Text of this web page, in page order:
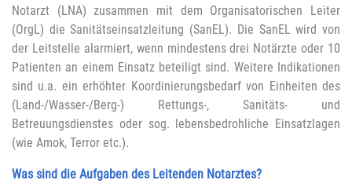
Notarzt (LNA) zusammen mit dem Organisatorischen Leiter
(OrgL) die Sanitätseinsatzleitung (SanEL). Die SanEL wird von
der Leitstelle alarmiert, wenn mindestens drei Notärzte oder 10
Patienten an einem Einsatz beteiligt sind. Weitere Indikationen
sind u.a. ein erhöhter Koordinierungsbedarf von Einheiten des
(Land-/Wasser-/Berg-) Rettungs-, Sanitäts- und
Betreuungsdienstes oder sog. lebensbedrohliche Einsatzlagen
(wie Amok, Terror etc.).
Was sind die Aufgaben des Leitenden Notarztes?